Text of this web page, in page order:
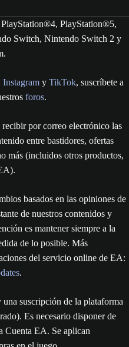
PlayStation®5,
Switch, Nintendo Switch 2 y
Instagram y TikTok, suscríbete a
foros.
recibir por correo electrónico las
entre bastidores, ofertas
más (incluidos otros productos,
basados en las opiniones de
de nuestros contenidos y
es mantener siempre a la
de lo posible. Más
del servicio online de EA:
.
una suscripción de la plataforma
Es necesario disponer de
Cuenta EA. Se aplican